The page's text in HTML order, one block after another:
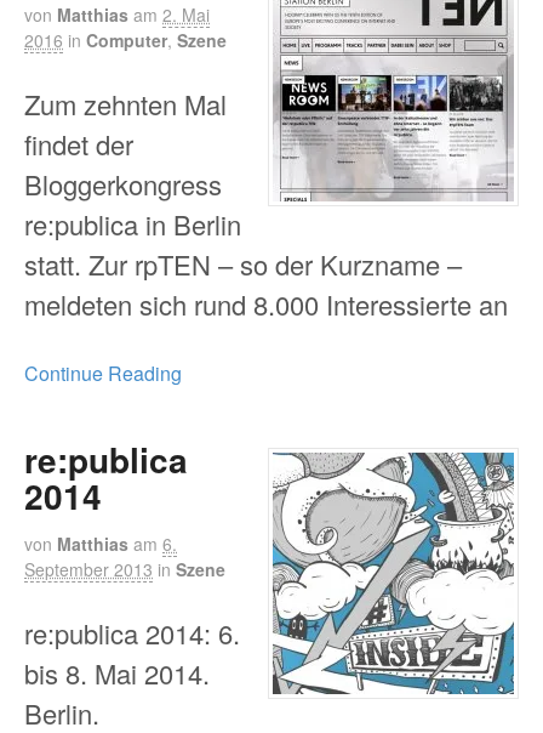
von Matthias am 2. Mai
2016 in Computer, Szene
Zum zehnten Mal
findet der
Bloggerkongress
re:publica in Berlin
statt. Zur rpTEN – so der Kurzname –
meldeten sich rund 8.000 Interessierte an
Continue Reading
re:publica
2014
von Matthias am 6.
September 2013 in Szene
re:publica 2014: 6.
bis 8. Mai 2014.
Berlin.